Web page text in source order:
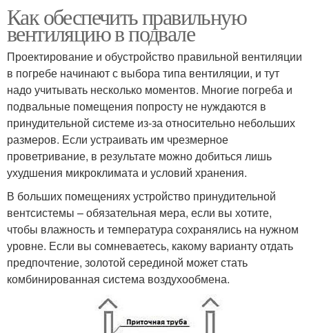
Как обеспечить правильную
вентиляцию в подвале
Проектирование и обустройство правильной вентиляции
в погребе начинают с выбора типа вентиляции, и тут
надо учитывать несколько моментов. Многие погреба и
подвальные помещения попросту не нуждаются в
принудительной системе из-за относительно небольших
размеров. Если устраивать им чрезмерное
проветривание, в результате можно добиться лишь
ухудшения микроклимата и условий хранения.
В больших помещениях устройство принудительной
вентсистемы – обязательная мера, если вы хотите,
чтобы влажность и температура сохранялись на нужном
уровне. Если вы сомневаетесь, какому варианту отдать
предпочтение, золотой серединой может стать
комбинированная система воздухообмена.